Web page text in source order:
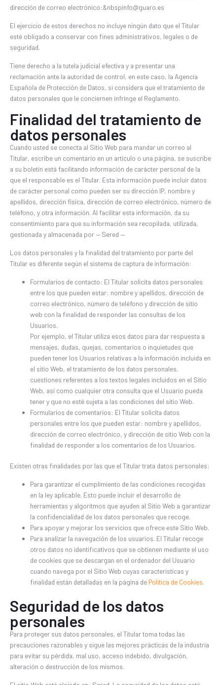
dirección de correo electrónico:&nbspinfo@guaro.es
El ejercicio de estos derechos no incluye ningún dato que el Titular
esté obligado a conservar con fines administrativos, legales o de
seguridad.
Tiene derecho a la tutela judicial efectiva y a presentar una
reclamación ante la autoridad de control, en este caso, la Agencia
Española de Protección de Datos, si considera que el tratamiento de
datos personales que le conciernen infringe el Reglamento.
Finalidad del tratamiento de
datos personales
Cuando usted se conecta al Sitio Web para mandar un correo al
Titular, escribe un comentario en un artículo o una página, se suscribe
a su boletín está facilitando información de carácter personal de la
que el responsable es el Titular. Esta información puede incluir datos
de carácter personal como pueden ser su dirección IP, nombre y
apellidos, dirección física, dirección de correo electrónico, número de
teléfono, y otra información. Al facilitar esta información, da su
consentimiento para que su información sea recopilada, utilizada,
gestionada y almacenada por — Sered —
Los datos personales y la finalidad del tratamiento por parte del
Titular es diferente según el sistema de captura de información:
Formularios de contacto: El Titular solicita datos personales
entre los que pueden estar: nombre y apellidos, dirección de
correo electrónico, número de teléfono y dirección de sitio
web con la finalidad de responder las consultas de los
Usuarios.
Por ejemplo, el Titular utiliza esos datos para dar respuesta a
mensajes, dudas, quejas, comentarios o inquietudes que
pueden tener los Usuarios relativas a la información incluida en
el sitio Web, el tratamiento de los datos personales,
cuestiones referentes a los textos legales incluidos en el Sitio
Web, así como cualquier otra consulta que el Usuario pueda
tener y que no esté sujeta a las condiciones del sitio Web.
Formularios de comentarios: El Titular solicita datos
personales entre los que pueden estar: nombre y apellidos,
dirección de correo electrónico, y dirección de sitio Web con la
finalidad de responder a los comentarios de los Usuarios.
Existen otras finalidades por las que el Titular trata datos personales:
Para garantizar el cumplimiento de las condiciones recogidas
en la ley aplicable. Esto puede incluir el desarrollo de
herramientas y algoritmos que ayuden al Sitio Web a garantizar
la confidencialidad de los datos personales que recoge.
Para apoyar y mejorar los servicios que ofrece este Sitio Web.
Para analizar la navegación de los usuarios. El Titular recoge
otros datos no identificativos que se obtienen mediante el uso
de cookies que se descargan en el ordenador del Usuario
cuando navega por el Sitio Web cuyas características y
finalidad están detalladas en la página de Política de Cookies.
Seguridad de los datos
personales
Para proteger sus datos personales, el Titular toma todas las
precauciones razonables y sigue las mejores prácticas de la industria
para evitar su pérdida, mal uso, acceso indebido, divulgación,
alteración o destrucción de los mismos.